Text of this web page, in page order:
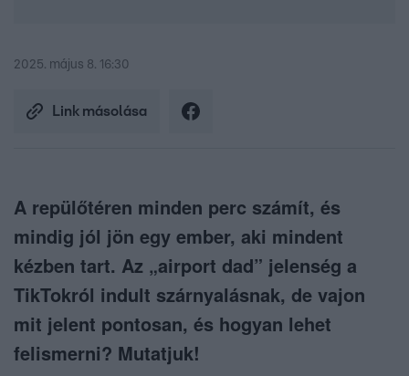
2025. május 8. 16:30
Link másolása
A repülőtéren minden perc számít, és
mindig jól jön egy ember, aki mindent
kézben tart. Az „airport dad” jelenség a
TikTokról indult szárnyalásnak, de vajon
mit jelent pontosan, és hogyan lehet
felismerni? Mutatjuk!